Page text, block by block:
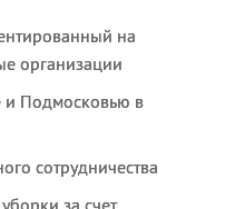
на
организации
и Подмосковью в
сотрудничества
за счет